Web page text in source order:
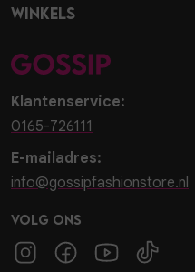
Klantenservice:
0165-726111
E-mailadres:
info@gossipfashionstore.nl
Volg ons
Winkels